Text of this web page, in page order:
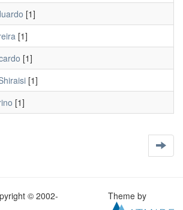
[1]
[1]
[1]
[1]
[1]
© 2002-
Theme by